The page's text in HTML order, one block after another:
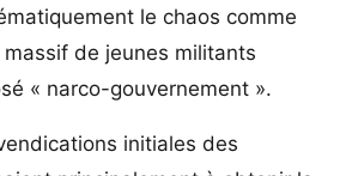
le chaos comme
de jeunes militants
« narco-gouvernement ».
initiales des